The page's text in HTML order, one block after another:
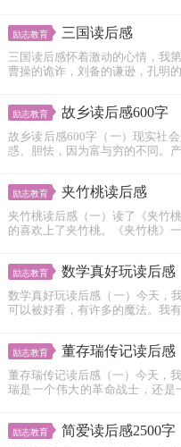
励志教育 三国读后感
三国读后感怀着激动的心情，我
曹操的诡诈，刘备的谦逊，孔明
励志教育 故乡读后感600字
故乡读后感600字（一）现实社
惑、胆怯，因为富与穷的不同。
励志教育 夹竹桃读后感
夹竹桃读后感（一）读了《夹竹
的喜欢上了夹竹桃。《夹竹桃》
励志教育 数学真好玩读后感
数学真好玩读后感（一）今天，
可以被好看，有许多的魔法。我
励志教育 董存瑞传记读后感
董存瑞传记读后感（一）今天，
瑞是一个伟大的革命战士，还
励志教育 简爱读后感2500字